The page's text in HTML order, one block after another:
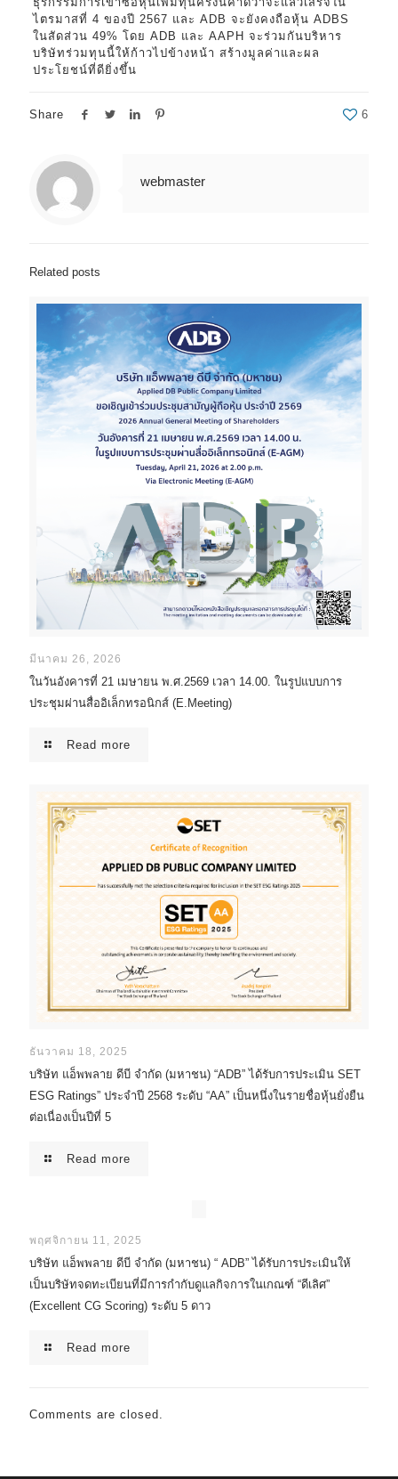
ไตรมาสที่ 4 ของปี 2567 และ ADB จะยังคงถือหุ้น ADBS
ในสัดส่วน 49% โดย ADB และ AAPH จะร่วมกันบริหาร
บริษัทร่วมทุนนี้ให้ก้าวไปข้างหน้า สร้างมูลค่าและผล
ประโยชน์ที่ดียิ่งขึ้น
Share 6
webmaster
Related posts
มีนาคม 26, 2026
ในวันอังคารที่ 21 เมษายน พ.ศ.2569 เวลา 14.00. ในรูปแบบการ
ประชุมผ่านสื่ออิเล็กทรอนิกส์ (E.Meeting)
Read more
ธันวาคม 18, 2025
บริษัท แอ็พพลาย ดีบี จำกัด (มหาชน) “ADB” ได้รับการประเมิน SET
ESG Ratings” ประจำปี 2568 ระดับ “AA” เป็นหนึ่งในรายชื่อหุ้นยั่งยืน
ต่อเนื่องเป็นปีที่ 5
Read more
พฤศจิกายน 11, 2025
บริษัท แอ็พพลาย ดีบี จำกัด (มหาชน) “ ADB” ได้รับการประเมินให้
เป็นบริษัทจดทะเบียนที่มีการกำกับดูแลกิจการในเกณฑ์ “ดีเลิศ”
(Excellent CG Scoring) ระดับ 5 ดาว
Read more
Comments are closed.